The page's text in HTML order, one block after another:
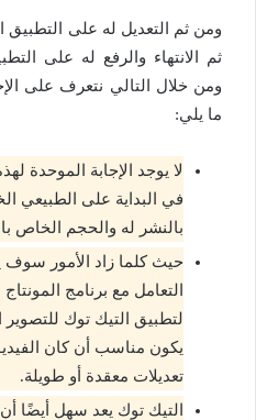
ومن ثم التعديل له على التطبيق
ثم الانتهاء والرفع له على
ومن خلال التالي نتعرف على
ما يلي:
لا يوجد الإجابة الموحدة
في البداية على الطبيعي
بالنشر له والحجم الخاص
حيث كلما زاد الأمور
التعامل مع برنامج
لتطبيق التيك توك
يكون مناسب أن كان
تعديلات معقدة أو طويلة.
التيك توك يعد سهل أيضًا